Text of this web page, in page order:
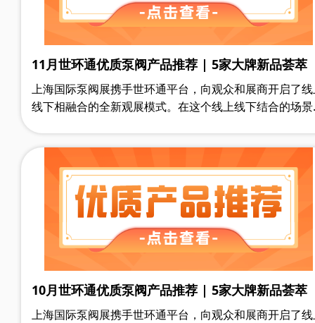
11月世环通优质泵阀产品推荐 | 5家大牌新品荟萃
上海国际泵阀展携手世环通平台，向观众和展商开启了
线下相融合的全新观展模式。在这个线上线下结合的场景
一系列深度资料，甚至众多同行用户的产品体验评论，
应商储备和采购评估提供参考。
10月世环通优质泵阀产品推荐 | 5家大牌新品荟萃
上海国际泵阀展携手世环通平台，向观众和展商开启了